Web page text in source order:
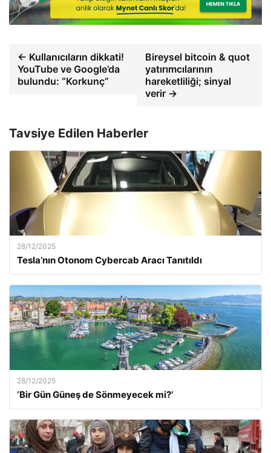
← Kullanıcıların dikkati!
YouTube ve Google’da
bulundu: “Korkunç”
Bireysel bitcoin & quot
yatırımcılarının
hareketliliği; sinyal
verir →
Tavsiye Edilen Haberler
28/12/2025
Tesla’nın Otonom Cybercab Aracı Tanıtıldı
28/12/2025
‘Bir Gün Güneş de Sönmeyecek mi?’